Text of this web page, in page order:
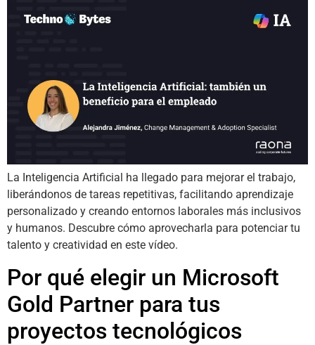
La Inteligencia Artificial ha llegado para mejorar el trabajo,
liberándonos de tareas repetitivas, facilitando aprendizaje
personalizado y creando entornos laborales más inclusivos
y humanos. Descubre cómo aprovecharla para potenciar tu
talento y creatividad en este vídeo.
Por qué elegir un Microsoft
Gold Partner para tus
proyectos tecnológicos